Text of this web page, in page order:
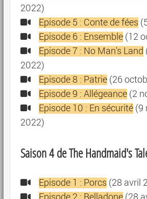
2022)
Episode 5 : Conte de fées
Episode 6 : Ensemble(12
Episode 7 : No Man's Land
2022)
Episode 8 : Patrie(26
Episode 9 : Allégeance(2
Episode 10 : En sécurité(9
2022)
Saison 4 de The Handmaid's
Episode 1 : Porcs (28 avril